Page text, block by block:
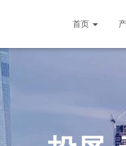
首页